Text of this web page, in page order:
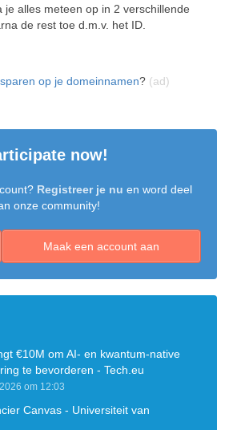
je alles meteen op in 2 verschillende
de rest toe d.m.v. het ID.
op je domeinnamen? (ad)
now!
Registreer je nu en word deel
onze community!
Maak een account aan
€10M om AI- en kwantum-native
te bevorderen - Tech.eu
om 12:03
Canvas - Universiteit van